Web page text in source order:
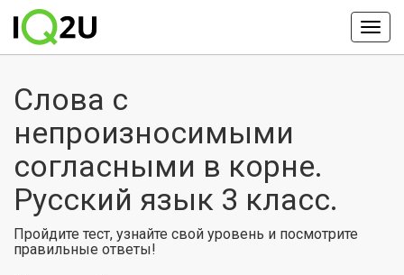
Слова с
непроизносимыми
согласными в корне.
Русский язык 3 класс.
Пройдите тест, узнайте свой уровень и посмотрите
правильные ответы!